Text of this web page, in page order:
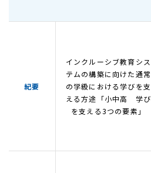
紀要
インクルーシブ教育シス
テムの構築に向けた通常
の学級における学びを支
える方途「小中高 学び
を支える3つの要素」